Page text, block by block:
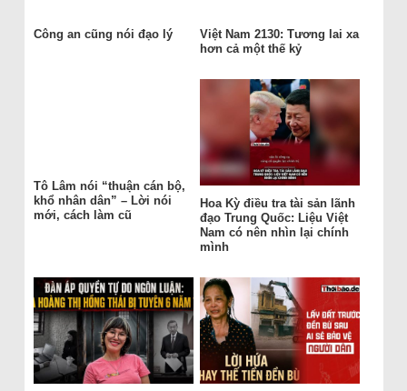
Công an cũng nói đạo lý
Việt Nam 2130: Tương lai xa
hơn cả một thế kỷ
Tô Lâm nói “thuận cán bộ,
khổ nhân dân” – Lời nói
mới, cách làm cũ
Hoa Kỳ điều tra tài sản lãnh
đạo Trung Quốc: Liệu Việt
Nam có nên nhìn lại chính
mình